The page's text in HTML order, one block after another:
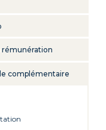
rémunération
complémentaire